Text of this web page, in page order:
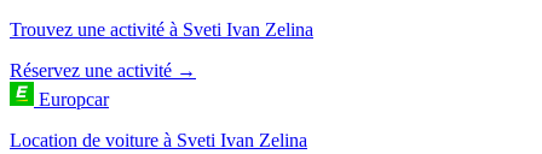
Trouvez une activité à Sveti Ivan Zelina
Réservez une activité →
Europcar
Location de voiture à Sveti Ivan Zelina